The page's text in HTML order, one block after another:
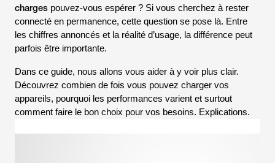
charges pouvez-vous espérer ? Si vous cherchez à rester
connecté en permanence, cette question se pose là. Entre
les chiffres annoncés et la réalité d’usage, la différence peut
parfois être importante.
Dans ce guide, nous allons vous aider à y voir plus clair.
Découvrez combien de fois vous pouvez charger vos
appareils, pourquoi les performances varient et surtout
comment faire le bon choix pour vos besoins. Explications.